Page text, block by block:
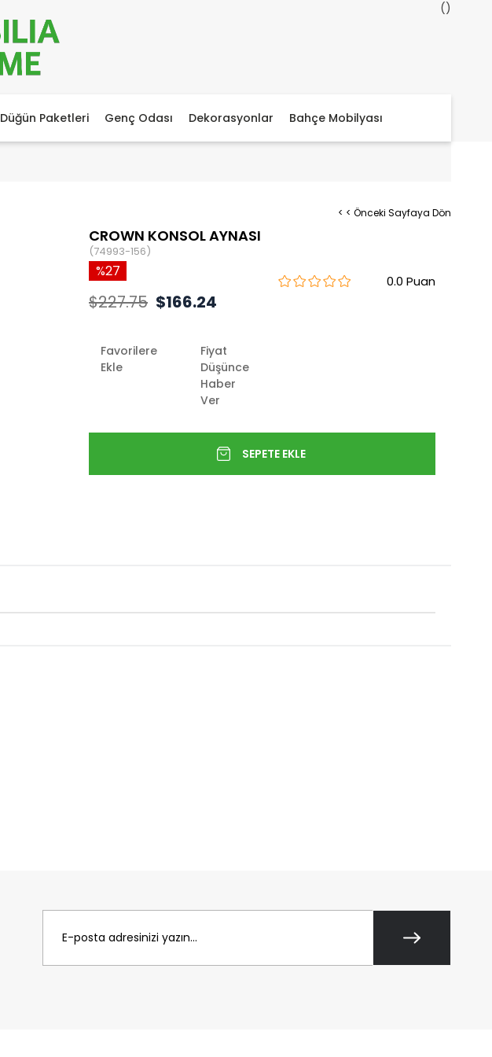
Düğün Paketleri Genç Odası Dekorasyonlar Bahçe Mobilyası
< < Önceki Sayfaya Dön
CROWN KONSOL AYNASI
(74993-156)
0.0
27
$227.75 $166.24
Favorilere
Ekle
Fiyat
Düşünce
Haber
Ver